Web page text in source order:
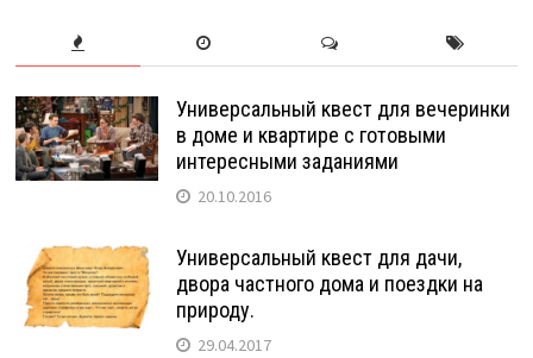
Универсальный квест для вечеринки
в доме и квартире с готовыми
интересными заданиями
20.10.2016
Универсальный квест для дачи,
двора частного дома и поездки на
природу.
29.04.2017